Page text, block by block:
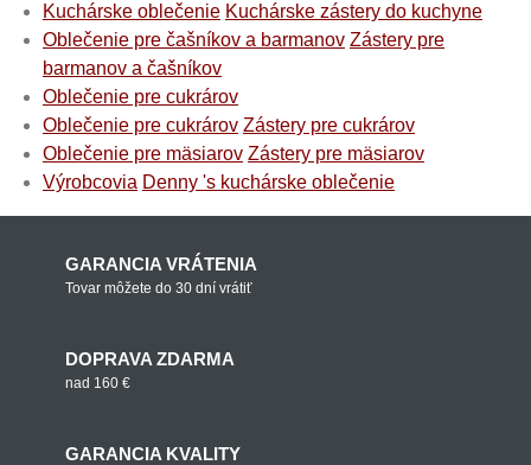
Kuchárske oblečenie Kuchárske zástery do kuchyne
Oblečenie pre čašníkov a barmanov Zástery pre
barmanov a čašníkov
Oblečenie pre cukrárov
Oblečenie pre cukrárov Zástery pre cukrárov
Oblečenie pre mäsiarov Zástery pre mäsiarov
Výrobcovia Denny 's kuchárske oblečenie
GARANCIA VRÁTENIA
Tovar môžete do 30 dní vrátiť
DOPRAVA ZDARMA
nad 160 €
GARANCIA KVALITY